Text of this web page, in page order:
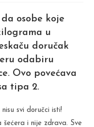
osobe koje
u
doručak
odabiru
Ovo povećava
tipa 2.
svi doručci isti!
i nije zdrava. Sve